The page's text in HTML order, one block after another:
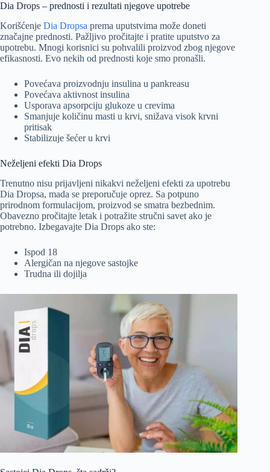
Dia Drops – prednosti i rezultati njegove upotrebe
Korišćenje Dia Dropsa prema uputstvima može doneti
značajne prednosti. Pažljivo pročitajte i pratite uputstvo za
upotrebu. Mnogi korisnici su pohvalili proizvod zbog njegove
efikasnosti. Evo nekih od prednosti koje smo pronašli.
Povećava proizvodnju insulina u pankreasu
Povećava aktivnost insulina
Usporava apsorpciju glukoze u crevima
Smanjuje količinu masti u krvi, snižava visok krvni
pritisak
Stabilizuje šećer u krvi
Neželjeni efekti Dia Drops
Trenutno nisu prijavljeni nikakvi neželjeni efekti za upotrebu
Dia Dropsa, mada se preporučuje oprez. Sa potpuno
prirodnom formulacijom, proizvod se smatra bezbednim.
Obavezno pročitajte letak i potražite stručni savet ako je
potrebno. Izbegavajte Dia Drops ako ste:
Ispod 18
Alergičan na njegove sastojke
Trudna ili dojilja